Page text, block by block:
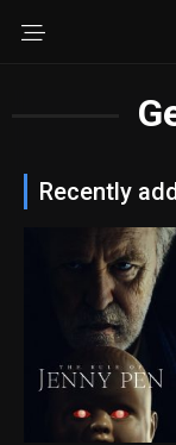
Recently